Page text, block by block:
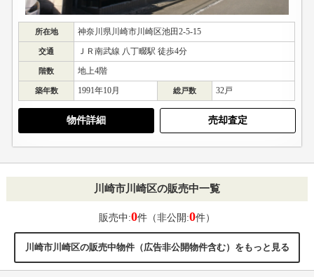
所在地 神奈川県川崎市川崎区池田2-5-15
交通 ＪＲ南武線 八丁畷駅 徒歩4分
階数 地上4階
築年数 1991年10月 総戸数 32戸
物件詳細 売却査定
川崎市川崎区の販売中一覧
販売中:0件（非公開:0件）
川崎市川崎区の販売中物件（広告非公開物件含む）をもっと見る